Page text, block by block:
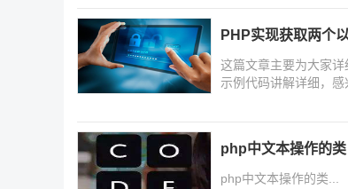
PHP实现获取两个
这篇文章主要为大家
示例代码讲解详细，
php中文本操作的类
php中文本操作的类...